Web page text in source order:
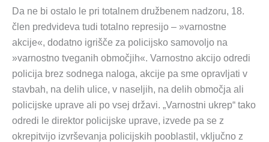
Da ne bi ostalo le pri totalnem družbenem nadzoru, 18.
člen predvideva tudi totalno represijo – »varnostne
akcije«, dodatno igrišče za policijsko samovoljo na
»varnostno tveganih območjih«. Varnostno akcijo odredi
policija brez sodnega naloga, akcije pa sme opravljati v
stavbah, na delih ulice, v naseljih, na delih območja ali
policijske uprave ali po vsej državi. „Varnostni ukrep“ tako
odredi le direktor policijske uprave, izvede pa se z
okrepitvijo izvrševanja policijskih pooblastil, vključno z